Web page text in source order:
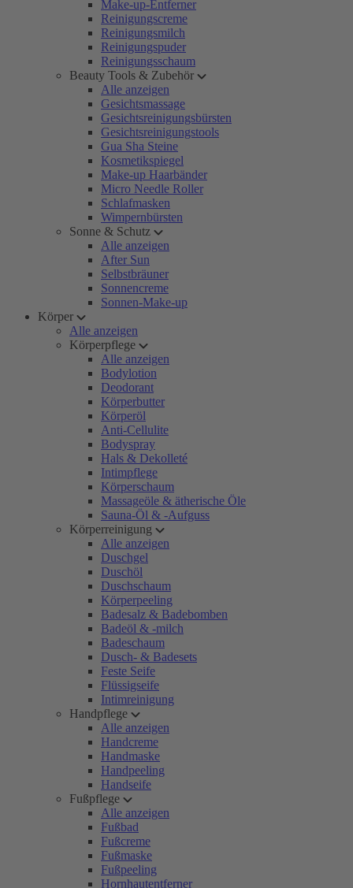
Make-up-Entferner
Reinigungscreme
Reinigungsmilch
Reinigungspuder
Reinigungsschaum
Beauty Tools & Zubehör
Alle anzeigen
Gesichtsmassage
Gesichtsreinigungsbürsten
Gesichtsreinigungstools
Gua Sha Steine
Kosmetikspiegel
Make-up Haarbänder
Micro Needle Roller
Schlafmasken
Wimpernbürsten
Sonne & Schutz
Alle anzeigen
After Sun
Selbstbräuner
Sonnencreme
Sonnen-Make-up
Körper
Alle anzeigen
Körperpflege
Alle anzeigen
Bodylotion
Deodorant
Körperbutter
Körperöl
Anti-Cellulite
Bodyspray
Hals & Dekolleté
Intimpflege
Körperschaum
Massageöle & ätherische Öle
Sauna-Öl & -Aufguss
Körperreinigung
Alle anzeigen
Duschgel
Duschöl
Duschschaum
Körperpeeling
Badesalz & Badebomben
Badeöl & -milch
Badeschaum
Dusch- & Badesets
Feste Seife
Flüssigseife
Intimreinigung
Handpflege
Alle anzeigen
Handcreme
Handmaske
Handpeeling
Handseife
Fußpflege
Alle anzeigen
Fußbad
Fußcreme
Fußmaske
Fußpeeling
Hornhautentferner